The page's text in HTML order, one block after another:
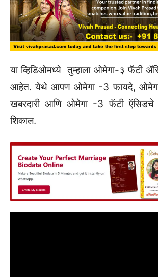
या व्हिडिओमध्ये तुम्हाला ओमेगा-३ फॅटी
आहेत. येथे आपण ओमेगा -3 फायदे,
खबरदारी आणि ओमेगा -3 फॅटी ऍसिडचे
शिकाल.